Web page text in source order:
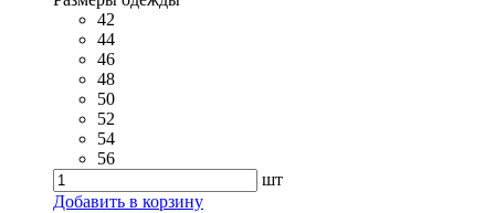
42
44
46
48
50
52
54
56
шт
Добавить в корзину